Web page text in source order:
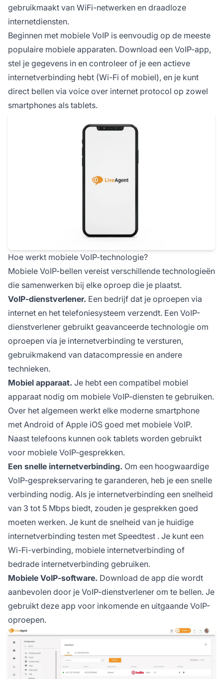
je een actieve internetverbinding hebt (Wi-Fi of
mobiel), en je kunt direct bellen via voice over
internet protocol op zowel smartphones als
tablets.
gebruikmaakt van WiFi-netwerken en draadloze
internetdiensten.
Beginnen met mobiele VoIP is eenvoudig op de meeste
populaire mobiele apparaten. Download een VoIP-app,
stel je gegevens in en controleer of je een actieve
internetverbinding hebt (Wi-Fi of mobiel), en je kunt
direct bellen via voice over internet protocol op zowel
smartphones als tablets.
Hoe werkt mobiele VoIP-technologie?
Mobiele VoIP-bellen vereist verschillende technologieën
die samenwerken bij elke oproep die je plaatst.
VoIP-dienstverlener. Een bedrijf dat je oproepen via
internet en het telefoniesysteem verzendt. Een VoIP-
dienstverlener gebruikt geavanceerde technologie om
oproepen via je internetverbinding te versturen,
gebruikmakend van datacompressie en andere
technieken.
Mobiel apparaat. Je hebt een compatibel mobiel
apparaat nodig om mobiele VoIP-diensten te gebruiken.
Over het algemeen werkt elke moderne smartphone
met Android of Apple iOS goed met mobiele VoIP.
Naast telefoons kunnen ook tablets worden gebruikt
voor mobiele VoIP-gesprekken.
Een snelle internetverbinding. Om een hoogwaardige
VoIP-gesprekservaring te garanderen, heb je een snelle
verbinding nodig. Als je internetverbinding een snelheid
van 3 tot 5 Mbps biedt, zouden je gesprekken goed
moeten werken. Je kunt de snelheid van je huidige
internetverbinding testen met Speedtest . Je kunt een
Wi-Fi-verbinding, mobiele internetverbinding of
bedrade internetverbinding gebruiken.
Mobiele VoIP-software. Download de app die wordt
aanbevolen door je VoIP-dienstverlener om te bellen. Je
gebruikt deze app voor inkomende en uitgaande VoIP-
oproepen.